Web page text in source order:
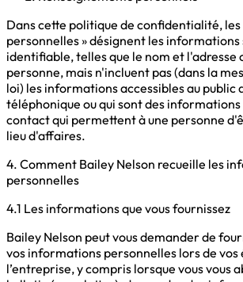
Dans cette politique de confidentialité,
personnelles » désignent les informations
identifiable, telles que le nom et l'adresse
personne, mais n'incluent pas (dans la
loi) les informations accessibles au public
téléphonique ou qui sont des
contact qui permettent à une personne
lieu d'affaires.
4. Comment Bailey Nelson recueille les
personnelles
4.1 Les informations que vous fournissez
Bailey Nelson peut vous demander de
vos informations personnelles lors de vos
l’entreprise, y compris lorsque vous vous